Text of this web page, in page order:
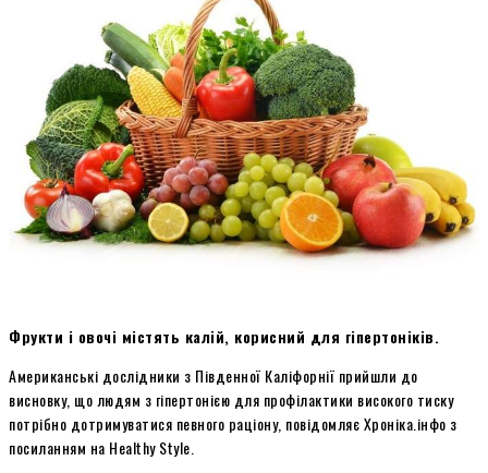
Фрукти і овочі містять калій, корисний для гіпертоніків.
Американські дослідники з Південної Каліфорнії прийшли до
висновку, що людям з гіпертонією для профілактики високого тиску
потрібно дотримуватися певного раціону, повідомляє Хроніка.інфо з
посиланням на Healthy Style.